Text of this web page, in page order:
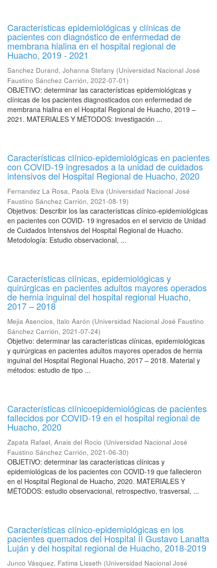
Características epidemiológicas y clínicas de
pacientes con diagnóstico de enfermedad de
membrana hialina en el hospital regional de
Huacho, 2019 - 2021
Sanchez Durand, Johanna Stefany (Universidad Nacional José
Faustino Sánchez Carrión, 2022-07-01)
OBJETIVO: determinar las características epidemiológicas y
clínicas de los pacientes diagnosticados con enfermedad de
membrana hialina en el Hospital Regional de Huacho, 2019 –
2021. MATERIALES Y MÉTODOS: investigación ...
Características clínico-epidemiológicas en pacientes
con COVID-19 ingresados a la unidad de cuidados
intensivos del Hospital Regional de Huacho, 2020
Fernandez La Rosa, Paola Elva (Universidad Nacional José
Faustino Sánchez Carrión, 2021-08-19)
Objetivos: Describir los las características clínico-epidemiológicas
en pacientes con COVID- 19 ingresados en el servicio de Unidad
de Cuidados Intensivos del Hospital Regional de Huacho.
Metodología: Estudio observacional, ...
Características clínicas, epidemiológicas y
quirúrgicas en pacientes adultos mayores operados
de hernia inguinal del hospital regional Huacho,
2017 – 2018
Mejia Asencios, Italo Aarón (Universidad Nacional José Faustino
Sánchez Carrión, 2021-07-24)
Objetivo: determinar las características clínicas, epidemiológicas
y quirúrgicas en pacientes adultos mayores operados de hernia
inguinal del Hospital Regional Huacho, 2017 – 2018. Material y
métodos: estudio de tipo ...
Características clínicoepidemiológicas de pacientes
fallecidos por COVID-19 en el hospital regional de
Huacho, 2020
Zapata Rafael, Anais del Rocio (Universidad Nacional José
Faustino Sánchez Carrión, 2021-06-30)
OBJETIVO: determinar las características clínicas y
epidemiológicas de los pacientes con COVID-19 que fallecieron
en el Hospital Regional de Huacho, 2020. MATERIALES Y
MÉTODOS: estudio observacional, retrospectivo, trasversal, ...
Características clínico-epidemiológicas en los
pacientes quemados del Hospital II Gustavo Lanatta
Luján y del hospital regional de Huacho, 2018-2019
Junco Vásquez, Fatima Lisseth (Universidad Nacional José